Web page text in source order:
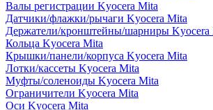
Валы регистрации Kyocera Mita
Датчики/флажки/рычаги Kyocera Mita
Держатели/кронштейны/шарниры Kyocera
Кольца Kyocera Mita
Крышки/панели/корпуса Kyocera Mita
Лотки/кассеты Kyocera Mita
Муфты/соленоиды Kyocera Mita
Ограничители Kyocera Mita
Оси Kyocera Mita